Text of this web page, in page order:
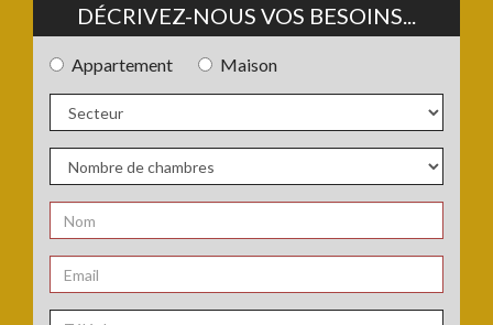
DÉCRIVEZ-NOUS VOS BESOINS...
Appartement
Maison
Type
de
bien
Secteur
Nombre
de
chambres
Nom
*
Email